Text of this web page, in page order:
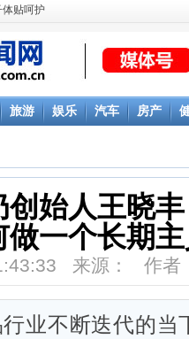
体贴呵护
旅游 娱乐 汽车 房产
始人王晓
做一个长期
来源： 作
不断迭代的当